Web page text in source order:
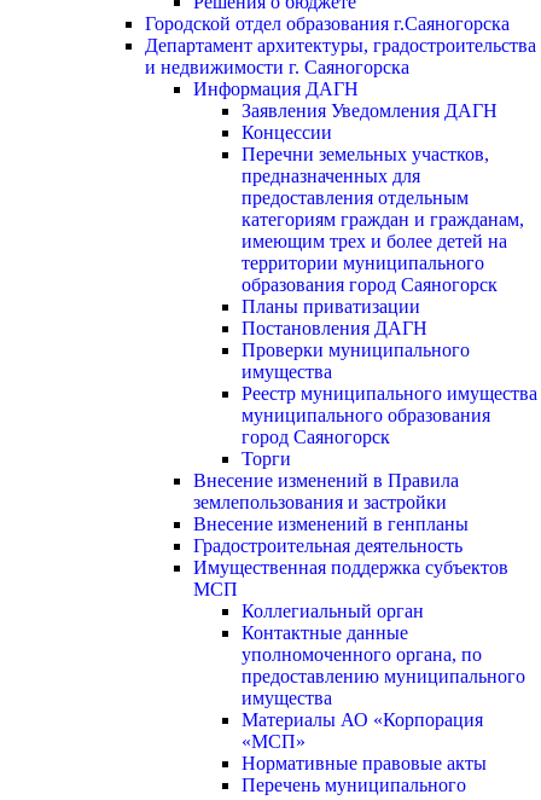
Городской отдел образования г.Саяногорска
Департамент архитектуры, градостроительства
и недвижимости г. Саяногорска
Информация ДАГН
Заявления Уведомления ДАГН
Концессии
Перечни земельных участков,
предназначенных для
предоставления отдельным
категориям граждан и гражданам,
имеющим трех и более детей на
территории муниципального
образования город Саяногорск
Планы приватизации
Постановления ДАГН
Проверки муниципального
имущества
Реестр муниципального имущества
муниципального образования
город Саяногорск
Торги
Внесение изменений в Правила
землепользования и застройки
Внесение изменений в генпланы
Градостроительная деятельность
Имущественная поддержка субъектов
МСП
Коллегиальный орган
Контактные данные
уполномоченного органа, по
предоставлению муниципального
имущества
Материалы АО «Корпорация
«МСП»
Нормативные правовые акты
Перечень муниципального